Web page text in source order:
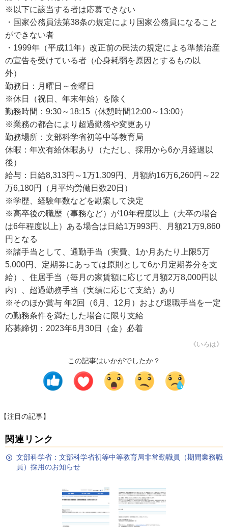
※以下に該当する者は応募できない
・国家公務員法第38条の規定により国家公務員になること
ができない者
・1999年（平成11年）改正前の民法の規定による準禁治産
の宣告を受けている者（心身耗弱を原因とするもの以
外）
勤務日：月曜日～金曜日
※休日（祝日、年末年始）を除く
勤務時間：9:30～18:15（休憩時間12:00～13:00）
※業務の都合により超過勤務や変更あり
勤務場所：文部科学省初等中等教育局
休暇：年次有給休暇あり（ただし、採用から6か月経過以
後）
給与：日給8,313円～1万1,309円、月額約16万6,260円～22
万6,180円（月平均労働日数20日）
※学歴、経験年数などを勘案して決定
※高卒後の職歴（事務など）が10年程度以上（大卒の場合
は6年程度以上）ある場合は日給1万993円、月額21万9,860
円となる
※諸手当として、通勤手当（実費、1か月あたり上限5万
5,000円、定期券にあっては原則として6か月定期券分を支
給）、住居手当（毎月の家賃額に応じて月額2万8,000円以
内）、超過勤務手当（実績に応じて支給）あり
※そのほか賞与 年2回（6月、12月）および退職手当を一定
の勤務条件を満たした場合に限り支給
応募締切：2023年6月30日（金）必着
《いろは》
この記事はいかがでしたか？
【注目の記事】
関連リンク
文部科学省：文部科学省初等中等教育局非常勤職員（期間業務職
員）採用のお知らせ